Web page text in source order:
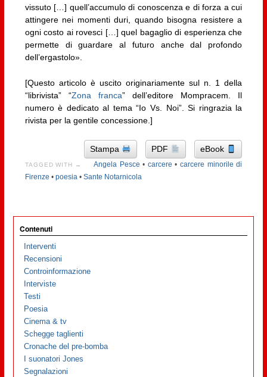
vissuto […] quell’accumulo di conoscenza e di forza a cui
attingere nei momenti duri, quando bisogna resistere a
ogni costo ai rovesci […] quel bagaglio di esperienza che
permette di guardare al futuro anche dal profondo
dell’ergastolo».
[Questo articolo è uscito originariamente sul n. 1 della
“librivista” “Zona franca” dell’editore Mompracem. Il
numero è dedicato al tema “Io Vs. Noi”. Si ringrazia la
rivista per la gentile concessione.]
Stampa PDF eBook
TAGGED WITH → Angela Pesce • carcere •carcere minorile di
Firenze • poesia• Sante Notarnicola
Contenuti
Interventi
Recensioni
Controinformazione
Interviste
Testi
Poesia
Cinema & tv
Schegge taglienti
Cronache del pre-bomba
I suonatori Jones
Segnalazioni